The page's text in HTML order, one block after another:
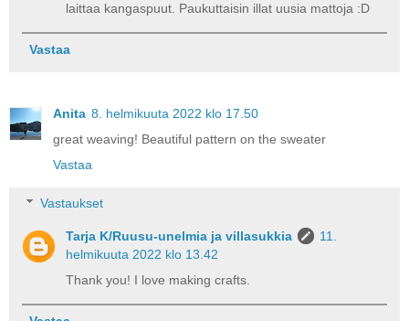
laittaa kangaspuut. Paukuttaisin illat uusia mattoja :D
Vastaa
Anita 8. helmikuuta 2022 klo 17.50
great weaving! Beautiful pattern on the sweater
Vastaa
Vastaukset
Tarja K/Ruusu-unelmia ja villasukkia
11.
helmikuuta 2022 klo 13.42
Thank you! I love making crafts.